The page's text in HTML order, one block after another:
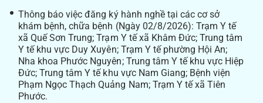
Thông báo việc đăng ký hành nghề tại các cơ sở
khám bệnh, chữa bệnh (Ngày 02/8/2026): Trạm Y tế
xã Quế Sơn Trung; Trạm Y tế xã Khâm Đức; Trung tâm
Y tế khu vực Duy Xuyên; Trạm Y tế phường Hội An;
Nha khoa Phước Nguyên; Trung tâm Y tế khu vực Hiệp
Đức; Trung tâm Y tế khu vực Nam Giang; Bệnh viện
Phạm Ngọc Thạch Quảng Nam; Trạm Y tế xã Tiên
Phước.